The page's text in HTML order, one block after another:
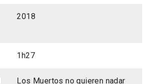
2018
1h27
Los Muertos no quieren nadar